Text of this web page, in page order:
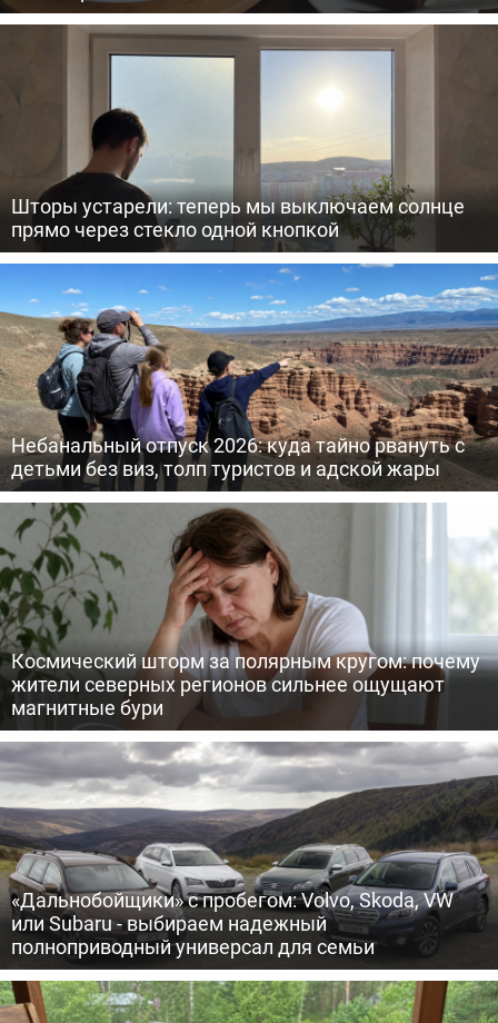
Шторы устарели: теперь мы выключаем солнце
прямо через стекло одной кнопкой
Небанальный отпуск 2026: куда тайно рвануть с
детьми без виз, толп туристов и адской жары
Космический шторм за полярным кругом: почему
жители северных регионов сильнее ощущают
магнитные бури
«Дальнобойщики» с пробегом: Volvo, Skoda, VW
или Subaru - выбираем надежный
полноприводный универсал для семьи